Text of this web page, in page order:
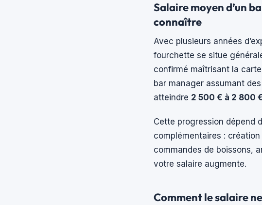
Salaire moyen d’un
connaître
Avec plusieurs années
fourchette se situe
confirmé maîtrisant la
bar manager assumant
atteindre 2 500 € à 2 800
Cette progression dépend
complémentaires :
commandes de boissons,
votre salaire augmente.
Comment le salaire